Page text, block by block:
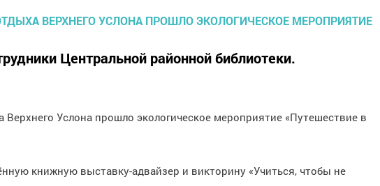
Центральной районной библиотеки.
Верхнего Услона прошло экологическое мероприятие «Путешествие в
книжную выставку-адвайзер и викторину «Учиться, чтобы не